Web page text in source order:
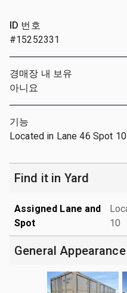
ID 번호
#15252331
경매장 내 보유
아니요
기능
Located in Lane 46 Spot 10
Find it in Yard
Assigned Lane and
Spot
10
General Appearance